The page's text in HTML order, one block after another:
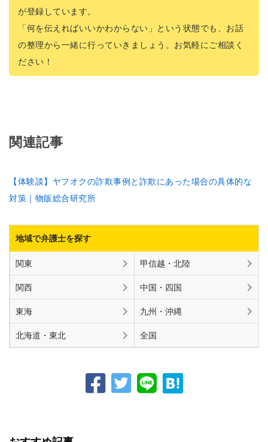
が登録しています。
「何を伝えればいいかわからない」という状態でも、お話
の整理から一緒に行っていきましょう。お気軽にご相談く
ださい！
関連記事
【体験談】ヤフオクの詐欺事例と詐欺にあった場合の具体的な
対策｜物販総合研究所
地域で弁護士を探す
関東 甲信越・北陸
関西 中国・四国
東海 九州・沖縄
北海道・東北 全国